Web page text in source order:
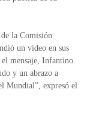
la Comisión
un video en sus
mensaje, Infantino
y un abrazo a
Mundial”, expresó el